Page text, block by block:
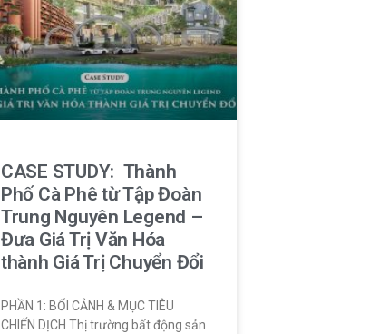
CASE STUDY: Thành
Phố Cà Phê từ Tập Đoàn
Trung Nguyên Legend –
Đưa Giá Trị Văn Hóa
thành Giá Trị Chuyển Đổi
PHẦN 1: BỐI CẢNH & MỤC TIÊU
CHIẾN DỊCH Thị trường bất động sản